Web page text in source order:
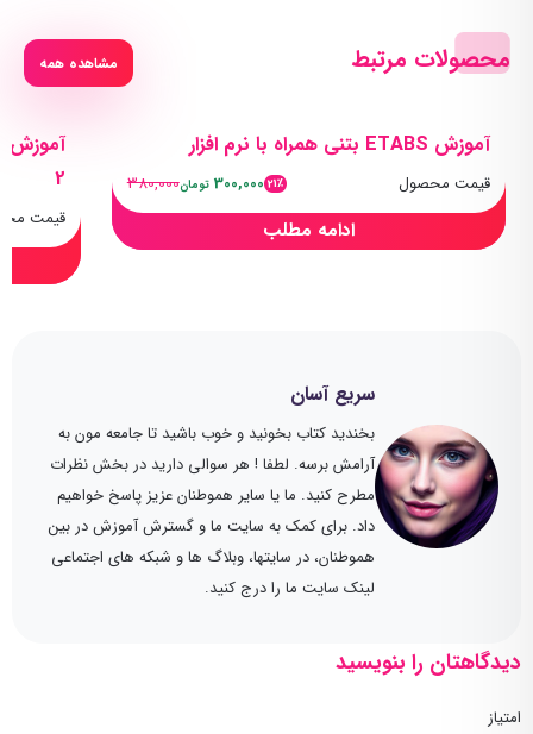
سریع آسان
بخندید کتاب بخونید و خوب باشید تا جامعه مون به
آرامش برسه. لطفا ! هر سوالی دارید در بخش نظرات
مطرح کنید. ما یا سایر هموطنان عزیز پاسخ خواهیم
داد. برای کمک به سایت ما و گسترش آموزش در بین
هموطنان، در سایتها، وبلاگ ها و شبکه های اجتماعی
لینک سایت ما را درج کنید.
محصولات مرتبط مشاهده همه
آموزش ETABS بتنی همراه با نرم افزار
قیمت محصول 21٪ 300,000 تومان380,000
ادامه مطلب
آموزش
2
قیمت
دیدگاهتان را بنویسید
امتیاز